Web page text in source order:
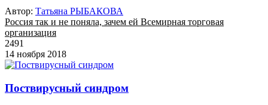
Автор: Татьяна РЫБАКОВА
Россия так и не поняла, зачем ей Всемирная торговая
организация
2491
14 ноября 2018
Поствирусный синдром